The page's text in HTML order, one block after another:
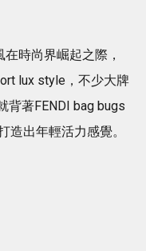
在時尚界崛起之際，
lux style，不少大牌
背著FENDI bag bugs
造出年輕活力感覺。